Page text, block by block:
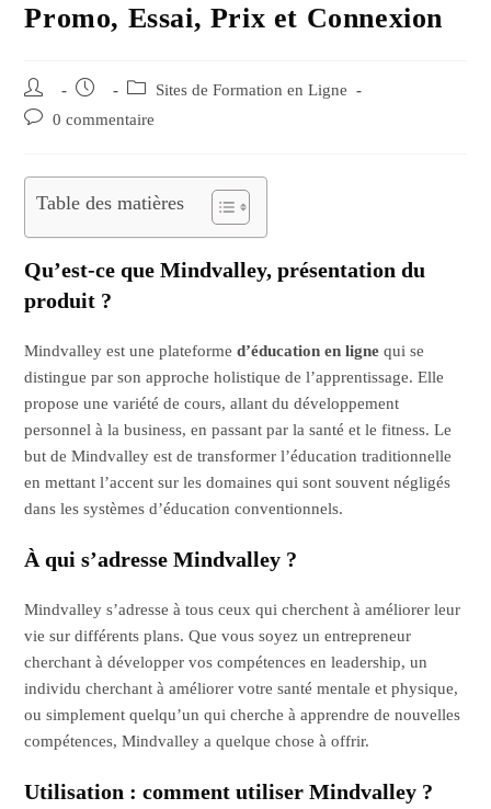
Promo, Essai, Prix et Connexion
Auteur/autrice
de
Post
published:
Post
category:
Sites de Formation en Ligne
Post
0 commentaire
Table des matières
Qu’est-ce que Mindvalley, présentation du
produit ?
Mindvalley est une plateformed’éducation en ligne qui se
distingue par son approche holistique de l’apprentissage. Elle
propose une variété de cours, allant du développement
personnel à la business, en passant par la santé et le fitness. Le
but de Mindvalley est de transformer l’éducation traditionnelle
en mettant l’accent sur les domaines qui sont souvent négligés
dans les systèmes d’éducation conventionnels.
À qui s’adresse Mindvalley ?
Mindvalley s’adresse à tous ceux qui cherchent à améliorer leur
vie sur différents plans. Que vous soyez un entrepreneur
cherchant à développer vos compétences en leadership, un
individu cherchant à améliorer votre santé mentale et physique,
ou simplement quelqu’un qui cherche à apprendre de nouvelles
compétences, Mindvalley a quelque chose à offrir.
Utilisation : comment utiliser Mindvalley ?